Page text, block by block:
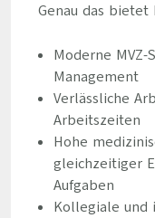
Genau das bietet
Moderne
Management
Verlässliche
Arbeitszeiten
Hohe
gleichzeitiger
Aufgaben
Kollegiale und